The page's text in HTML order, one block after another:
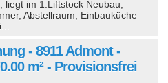
im 1.Liftstock Neubau,
Abstellraum, Einbauküche
- 8911 Admont -
m² - Provisionsfrei